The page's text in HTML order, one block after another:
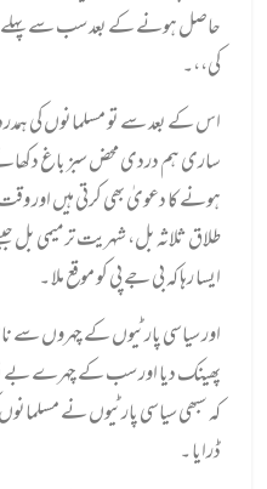
حاصل ہونے کے بعد سب سے پہلے
کی،،۔
اس کے بعد سے تو مسلمانوں کی
ساری ہم دردی محض سبز باغ
ہونے کا دعویٰ بھی کرتی ہیں اور وقت
طلاق ثلاثہ بل، شہریت ترمیمی بل
ایسا رہا کہ بی جے پی کو موقع ملا ۔
اور سیاسی پارٹیوں کے چہروں سے
پھینک دیا اور سب کے چہرے بے
کہ سبھی سیاسی پارٹیوں نے
ڈرایا ۔